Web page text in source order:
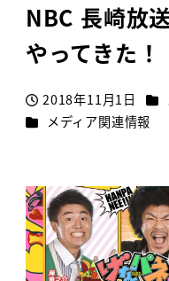
NBC 長崎放
やってきた！
投稿日
2018年11月1日 カ
カテゴリー
メディア関連情報